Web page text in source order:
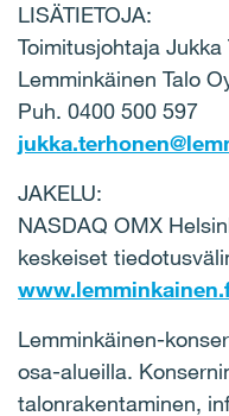
LISÄTIETOJA:
Toimitusjohtaja Jukka
Lemminkäinen Talo
Puh. 0400 500 597
JAKELU:
NASDAQ OMX
keskeiset
Lemminkäinen-
osa-alueilla.
talonrakentaminen,